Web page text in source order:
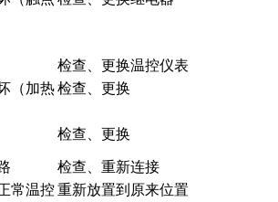
检查、更换温控仪表
（加热 检查、更换
检查、更换
检查、重新连接
常温控 重新放置到原来位置